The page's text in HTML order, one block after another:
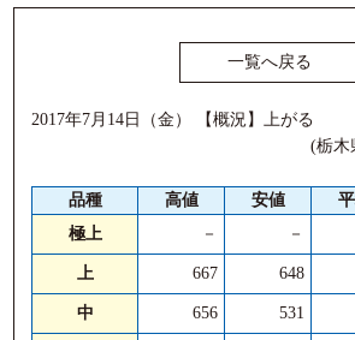
一覧へ戻る
2017年7月14日（金） 【概況】上がる
(栃木
品種
高値 安値
極上
－ －
上 667 648
中 656 531